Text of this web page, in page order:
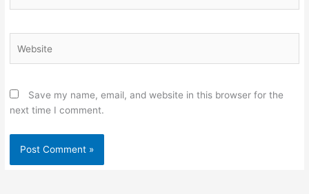
Save my name, email, and website in this browser for the
next time I comment.